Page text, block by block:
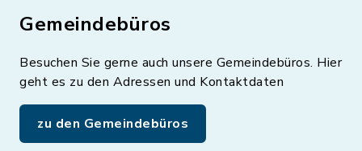
Gemeindebüros
Besuchen Sie gerne auch unsere Gemeindebüros. Hier
geht es zu den Adressen und Kontaktdaten
zu den Gemeindebüros